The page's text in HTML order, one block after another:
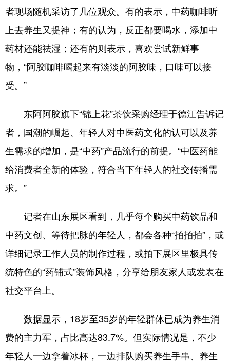
者现场随机采访了几位观众。有的表示，中药咖啡听
上去养生又提神；有的认为，反正都要喝水，添加中
药材还能祛湿；还有的则表示，喜欢尝试新鲜事
物，“阿胶咖啡喝起来有淡淡的阿胶味，口味可以接
受。”
东阿阿胶旗下“锦上花”茶饮采购经理于德江告诉记
者，国潮的崛起、年轻人对中医药文化的认可以及养
生需求的增加，是“中药”产品流行的前提。“中医药能
给消费者全新的体验，符合当下年轻人的社交传播需
求。”
记者在山东展区看到，几乎每个购买中药饮品和
中药文创、等待把脉的年轻人，都会各种“拍拍拍”，或
详细记录工作人员的制作过程，或拍下展区里极具传
统特色的“药铺式”装饰风格，分享给朋友家人或发表在
社交平台上。
数据显示，18岁至35岁的年轻群体已成为养生消
费的主力军，占比高达83.7%。但实际情况是，不少
年轻人一边拿着冰杯，一边排队购买养生手串、养生